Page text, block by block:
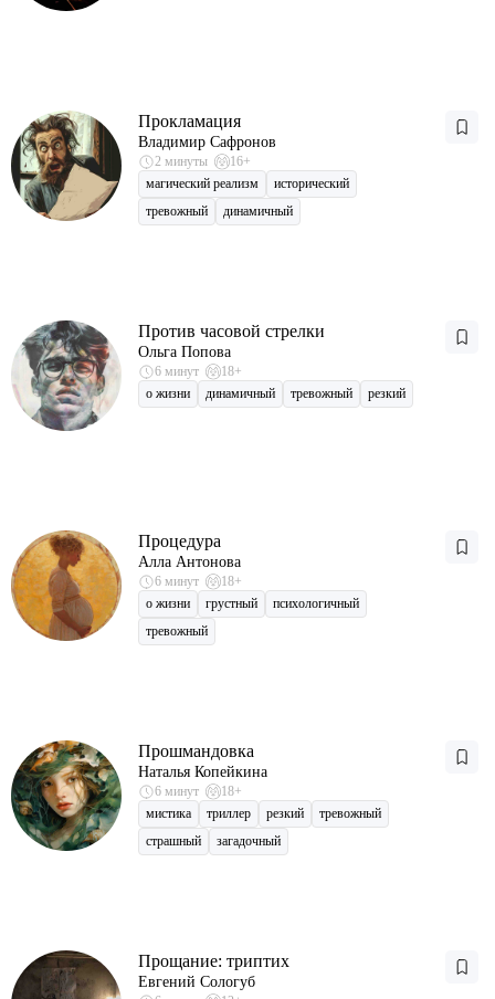
Прокламация
Владимир Сафронов
2 минуты
16+
магический реализм
исторический
тревожный
динамичный
Против часовой стрелки
Ольга Попова
6 минут
18+
о жизни
динамичный тревожный резкий
Процедура
Алла Антонова
6 минут
18+
о жизни
грустный
психологичный
тревожный
Прошмандовка
Наталья Копейкина
6 минут
18+
мистика
триллер резкий
тревожный
страшный
загадочный
Прощание: триптих
Евгений Сологуб